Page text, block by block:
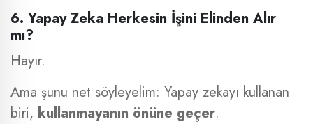
6. Yapay Zeka Herkesin İşini Elinden Alır
mı?
Hayır.
Ama şunu net söyleyelim: Yapay zekayı kullanan
biri, kullanmayanın önüne geçer.